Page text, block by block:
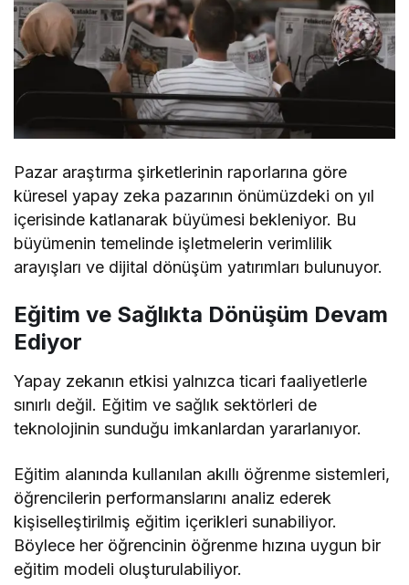
Pazar araştırma şirketlerinin raporlarına göre
küresel yapay zeka pazarının önümüzdeki on yıl
içerisinde katlanarak büyümesi bekleniyor. Bu
büyümenin temelinde işletmelerin verimlilik
arayışları ve dijital dönüşüm yatırımları bulunuyor.
Eğitim ve Sağlıkta Dönüşüm Devam
Ediyor
Yapay zekanın etkisi yalnızca ticari faaliyetlerle
sınırlı değil. Eğitim ve sağlık sektörleri de
teknolojinin sunduğu imkanlardan yararlanıyor.
Eğitim alanında kullanılan akıllı öğrenme sistemleri,
öğrencilerin performanslarını analiz ederek
kişiselleştirilmiş eğitim içerikleri sunabiliyor.
Böylece her öğrencinin öğrenme hızına uygun bir
eğitim modeli oluşturulabiliyor.